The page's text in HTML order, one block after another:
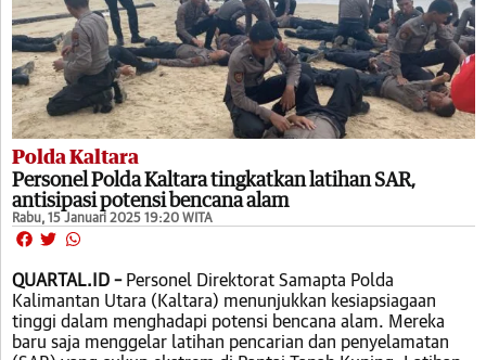
Polda Kaltara
Personel Polda Kaltara tingkatkan latihan SAR,
antisipasi potensi bencana alam
Rabu, 15 Januari 2025 19:20 WITA
QUARTAL.ID –Personel Direktorat Samapta Polda
Kalimantan Utara (Kaltara) menunjukkan kesiapsiagaan
tinggi dalam menghadapi potensi bencana alam. Mereka
baru saja menggelar latihan pencarian dan penyelamatan